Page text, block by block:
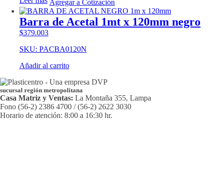
Agregar a Cotización
Barra de Acetal 1mt x 120mm negro
$379.003
SKU: PACBA0120N
Añadir al carrito
sucursal región metropolitana
Casa Matriz y Ventas: La Montaña 355, Lampa
Fono (56-2) 2386 4700 / (56-2) 2622 3030
Horario de atención: 8:00 a 16:30 hr.